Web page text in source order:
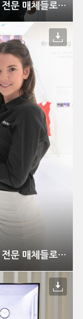
삼성전자 ‘QLED 8K 사이니지’, 글로벌 AV 전문 매체들로부터 호평받아
삼성전자 ‘QLED 8K 사이니지’, 글로벌 AV 전문 매체들로부터 호평받아